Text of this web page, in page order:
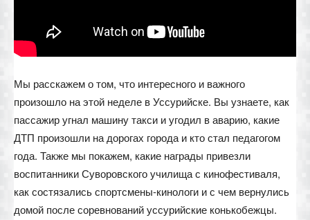
Мы расскажем о том, что интересного и важного
произошло на этой неделе в Уссурийске. Вы узнаете, как
пассажир угнал машину такси и угодил в аварию, какие
ДТП произошли на дорогах города и кто стал педагогом
года. Также мы покажем, какие награды привезли
воспитанники Суворовского училища с кинофестиваля,
как состязались спортсмены-кинологи и с чем вернулись
домой после соревнований уссурийские конькобежцы.